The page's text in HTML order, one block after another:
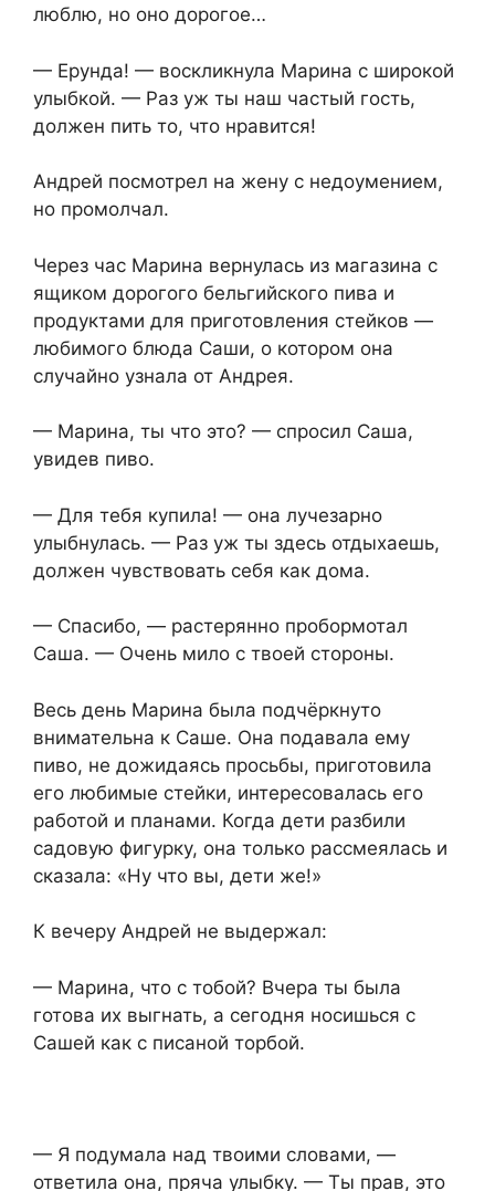
люблю, но оно дорогое…
— Ерунда! — воскликнула Марина с широкой
улыбкой. — Раз уж ты наш частый гость,
должен пить то, что нравится!
Андрей посмотрел на жену с недоумением,
но промолчал.
Через час Марина вернулась из магазина с
ящиком дорогого бельгийского пива и
продуктами для приготовления стейков —
любимого блюда Саши, о котором она
случайно узнала от Андрея.
— Марина, ты что это? — спросил Саша,
увидев пиво.
— Для тебя купила! — она лучезарно
улыбнулась. — Раз уж ты здесь отдыхаешь,
должен чувствовать себя как дома.
— Спасибо, — растерянно пробормотал
Саша. — Очень мило с твоей стороны.
Весь день Марина была подчёркнуто
внимательна к Саше. Она подавала ему
пиво, не дожидаясь просьбы, приготовила
его любимые стейки, интересовалась его
работой и планами. Когда дети разбили
садовую фигурку, она только рассмеялась и
сказала: «Ну что вы, дети же!»
К вечеру Андрей не выдержал:
— Марина, что с тобой? Вчера ты была
готова их выгнать, а сегодня носишься с
Сашей как с писаной торбой.
— Я подумала над твоими словами, —
ответила она, пряча улыбку. — Ты прав, это